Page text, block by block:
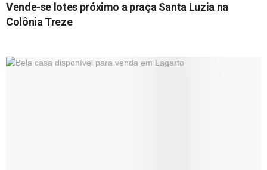
Vende-se lotes próximo a praça Santa Luzia na
Colônia Treze